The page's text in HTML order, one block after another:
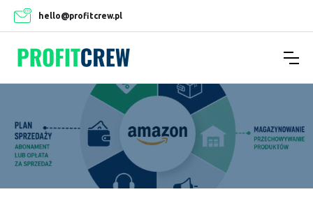
hello@profitcrew.pl